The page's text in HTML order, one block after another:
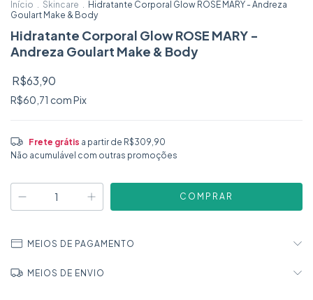
Início . Skincare . Hidratante Corporal Glow ROSE MARY - Andreza
Goulart Make & Body
Hidratante Corporal Glow ROSE MARY -
Andreza Goulart Make & Body
R$63,90
R$60,71 comPix
Frete grátis a partir de R$309,90
Não acumulável com outras promoções
MEIOS DE PAGAMENTO
MEIOS DE ENVIO